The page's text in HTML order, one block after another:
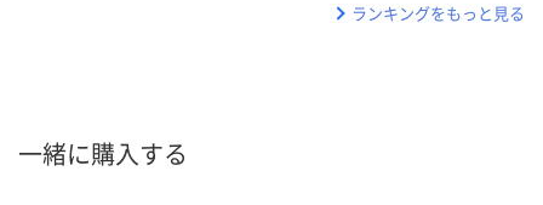
ランキングをもっと見る
一緒に購入する